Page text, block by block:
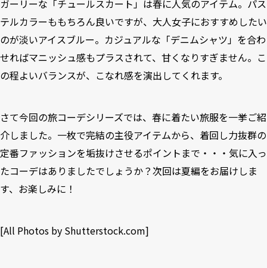
ガーリーな「チュールスカート」は春に人気のアイテム。パス
テルカラーももちろん良いですが、大人女子におすすめしたい
のが淡いアイスブルー。カジュアルな「デニムシャツ」を合わ
せればマニッシュ感もプラスされて、甘くなりすぎません。こ
の程よいバランスが、こなれ感を演出してくれます。
さて今回の旅コーデシリーズでは、春に着たい旅服を一挙ご紹
介しました。一枚で完結の主役アイテムから、着回し力抜群の
定番ファッションを垢抜けさせるポイントまで・・・気に入っ
たコーデはありましたでしょうか？次回は夏編をお届けしま
す、お楽しみに！
[All Photos by Shutterstock.com]